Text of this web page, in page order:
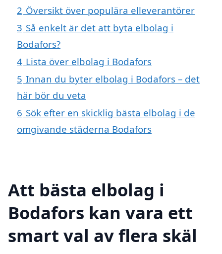
2 Översikt över populära elleverantörer
3 Så enkelt är det att byta elbolag i
Bodafors?
4 Lista över elbolag i Bodafors
5 Innan du byter elbolag i Bodafors – det
här bör du veta
6 Sök efter en skicklig bästa elbolag i de
omgivande städerna Bodafors
Att bästa elbolag i
Bodafors kan vara ett
smart val av flera skäl